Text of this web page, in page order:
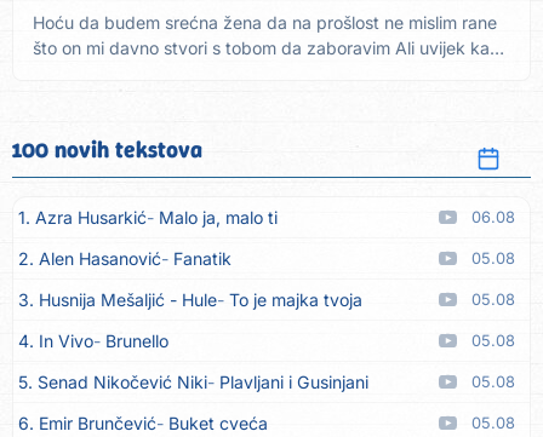
Hoću da budem srećna žena da na prošlost ne mislim rane
što on mi davno stvori s tobom da zaboravim Ali uvijek kada
100 novih tekstova
1. Azra Husarkić Malo ja, malo ti 06.08
2. Alen Hasanović Fanatik 05.08
3. Husnija Mešaljić - Hule To je majka tvoja 05.08
4. In Vivo Brunello 05.08
5. Senad Nikočević Niki Plavljani i Gusinjani 05.08
6. Emir Brunčević Buket cveća 05.08